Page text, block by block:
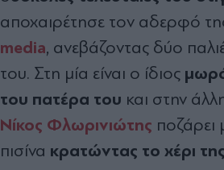
αποχαιρέτησε τον αδερφό
media, ανεβάζοντας δύο
του. Στη μία είναι ο ίδιος
του πατέρα του και στην
Νίκος Φλωρινιώτης ποζάρει
πισίνα κρατώντας το χέρι